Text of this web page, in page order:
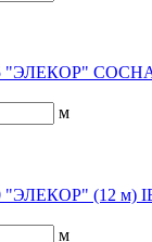
"ЭЛЕКОР"
м
"ЭЛЕКОР" (12 м)
м